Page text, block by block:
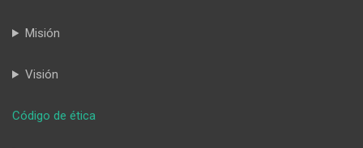
Misión
Visión
Código de ética